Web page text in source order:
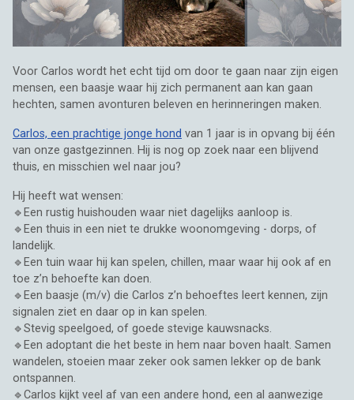
Voor Carlos wordt het echt tijd om door te gaan naar zijn eigen
mensen, een baasje waar hij zich permanent aan kan gaan
hechten, samen avonturen beleven en herinneringen maken.
Carlos, een prachtige jonge hond van 1 jaar is in opvang bij één
van onze gastgezinnen. Hij is nog op zoek naar een blijvend
thuis, en misschien wel naar jou?
Hij heeft wat wensen:
🔹Een rustig huishouden waar niet dagelijks aanloop is.
🔹Een thuis in een niet te drukke woonomgeving - dorps, of
landelijk.
🔹Een tuin waar hij kan spelen, chillen, maar waar hij ook af en
toe z’n behoefte kan doen.
🔹Een baasje (m/v) die Carlos z’n behoeftes leert kennen, zijn
signalen ziet en daar op in kan spelen.
🔹Stevig speelgoed, of goede stevige kauwsnacks.
🔹Een adoptant die het beste in hem naar boven haalt. Samen
wandelen, stoeien maar zeker ook samen lekker op de bank
ontspannen.
🔹Carlos kijkt veel af van een andere hond, een al aanwezige